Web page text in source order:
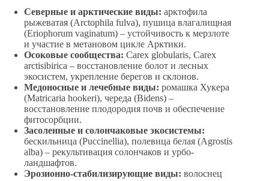
Северные и арктические виды: арктофила
рыжеватая (Arctophila fulva), пушица влагалищная
(Eriophorum vaginatum) – устойчивость к мерзлоте
и участие в метановом цикле Арктики.
Осоковые сообщества: Carex globularis, Carex
arctisibirica – восстановление болот и лесных
экосистем, укрепление берегов и склонов.
Медоносные и лечебные виды: ромашка Хукера
(Matricaria hookeri), череда (Bidens) –
восстановление плодородия почв и обеспечение
фитосорбции.
Засоленные и солончаковые экосистемы:
бескильница (Puccinellia), полевица белая (Agrostis
alba) – рекультивация солончаков и урбо-
ландшафтов.
Эрозионно-стабилизирующие виды: волоснец